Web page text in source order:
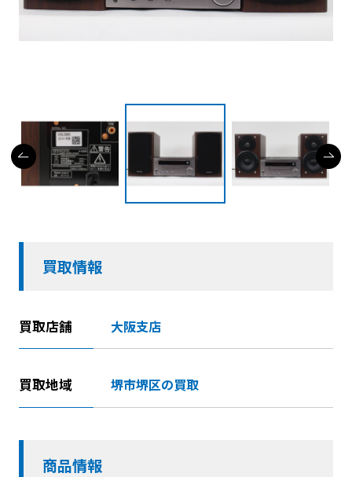
買取情報
買取店舗 大阪支店
買取地域 堺市堺区の買取
商品情報